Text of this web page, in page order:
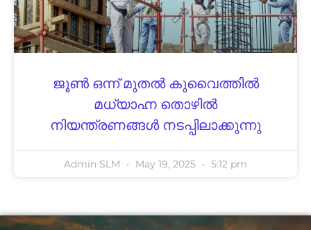
ജൂൺ ഒന്ന് മുതൽ കുവൈത്തിൽ
മധ്യാഹ്ന തൊഴിൽ
നിയന്ത്രണങ്ങൾ നടപ്പിലാക്കുന്നു
Admin SLM May 19, 2025 5:12 pm